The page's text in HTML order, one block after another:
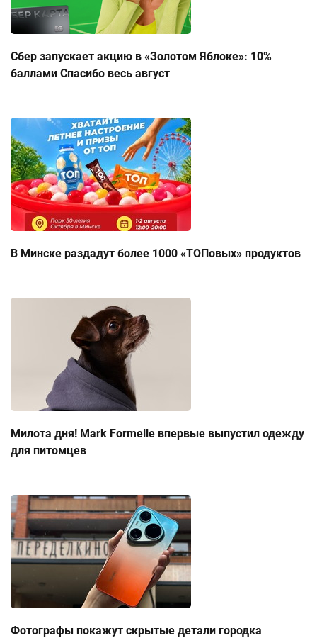
Сбер запускает акцию в «Золотом Яблоке»: 10%
баллами Спасибо весь август
В Минске раздадут более 1000 «ТОПовых» продуктов
Милота дня! Mark Formelle впервые выпустил одежду
для питомцев
Фотографы покажут скрытые детали городка